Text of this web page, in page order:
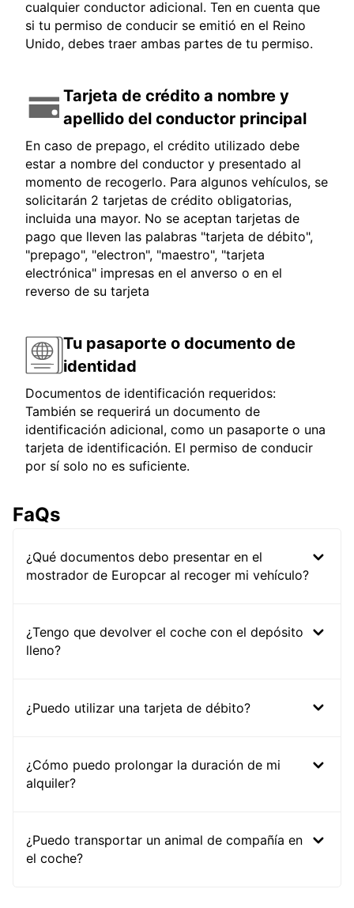
cualquier conductor adicional. Ten en cuenta que
si tu permiso de conducir se emitió en el Reino
Unido, debes traer ambas partes de tu permiso.
Tarjeta de crédito a nombre y
apellido del conductor principal
En caso de prepago, el crédito utilizado debe
estar a nombre del conductor y presentado al
momento de recogerlo. Para algunos vehículos, se
solicitarán 2 tarjetas de crédito obligatorias,
incluida una mayor. No se aceptan tarjetas de
pago que lleven las palabras "tarjeta de débito",
"prepago", "electron", "maestro", "tarjeta
electrónica" impresas en el anverso o en el
reverso de su tarjeta
Tu pasaporte o documento de
identidad
Documentos de identificación requeridos:
También se requerirá un documento de
identificación adicional, como un pasaporte o una
tarjeta de identificación. El permiso de conducir
por sí solo no es suficiente.
FaQs
¿Qué documentos debo presentar en el
mostrador de Europcar al recoger mi vehículo?
¿Tengo que devolver el coche con el depósito
lleno?
¿Puedo utilizar una tarjeta de débito?
¿Cómo puedo prolongar la duración de mi
alquiler?
¿Puedo transportar un animal de compañía en
el coche?